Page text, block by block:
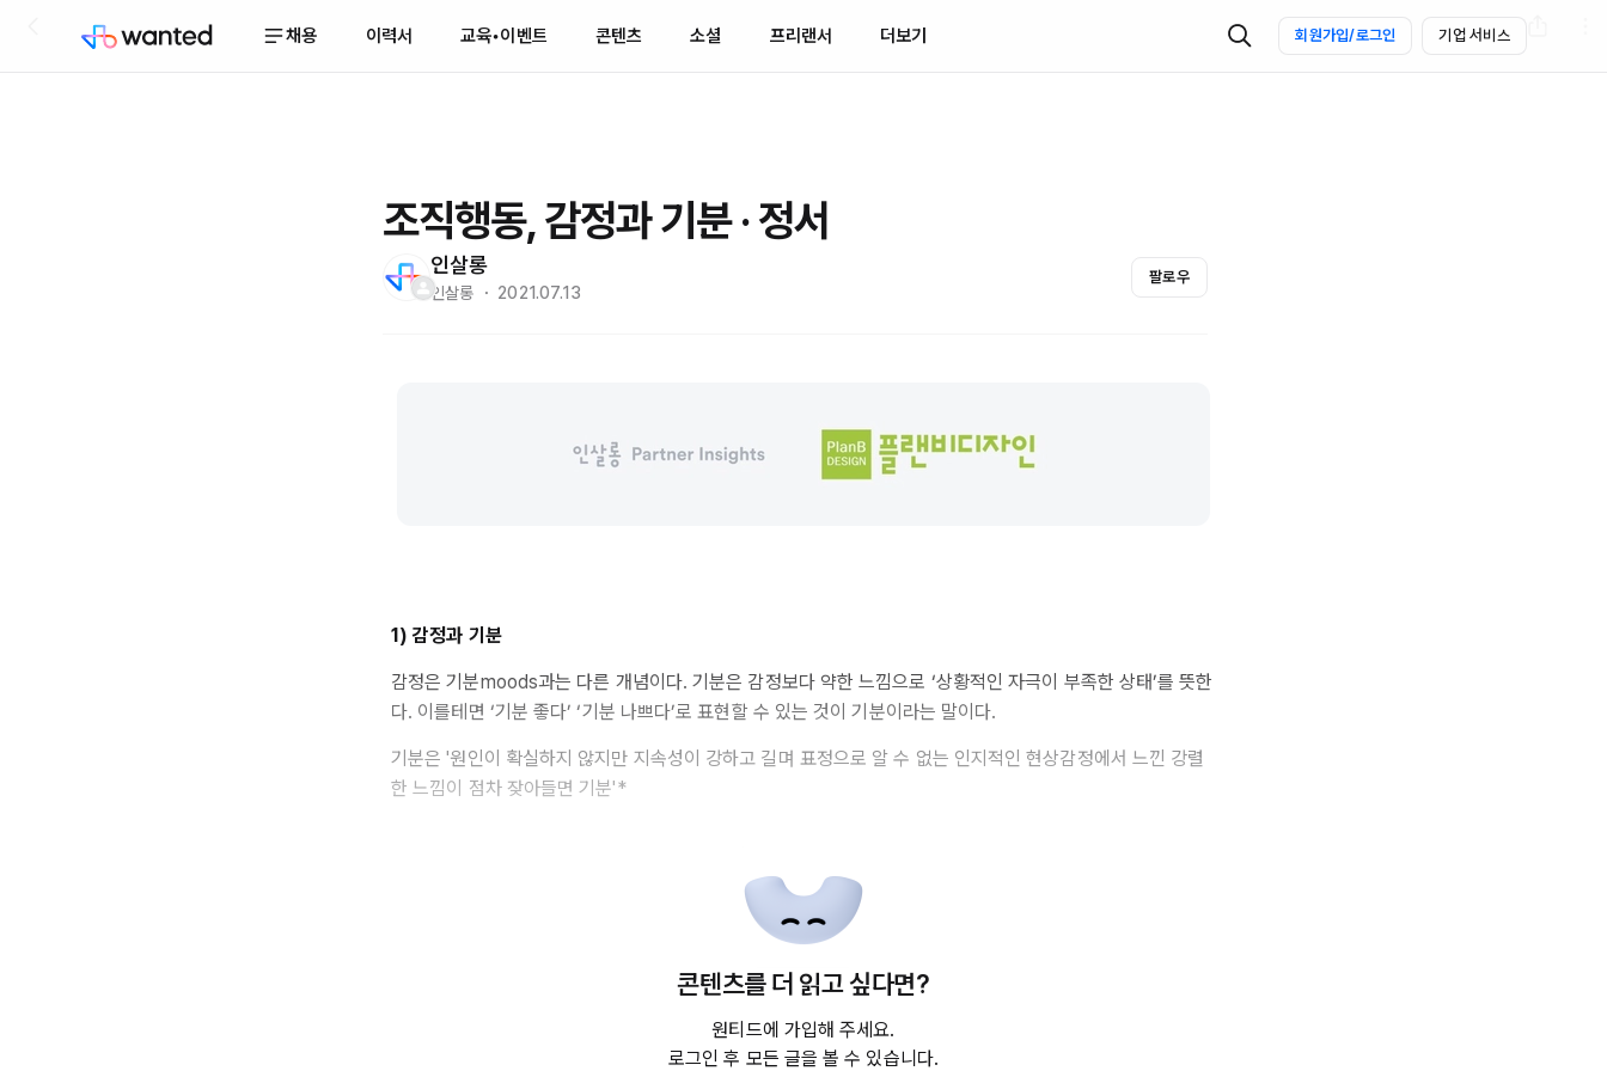
채용 이력서 교육•이벤트 콘텐츠 소셜 프리랜서 더보기 회원가입/로그인 기업 서비스
조직행동, 감정과 기분 · 정서
인살롱
인살롱 ・ 2021.07.13
팔로우
1) 감정과 기분
감정은 기분moods과는 다른 개념이다. 기분은 감정보다 약한 느낌으로 ‘상황적인 자극이 부족한 상태’를 뜻한
다. 이를테면 ‘기분 좋다’ ‘기분 나쁘다’로 표현할 수 있는 것이 기분이라는 말이다.
기분은'원인이 확실하지 않지만 지속성이 강하고 길며 표정으로 알 수 없는 인지적인 현상감정에서 느낀 강렬
한 느낌이 점차 잦아들면 기분'*
콘텐츠를 더 읽고 싶다면?
원티드에 가입해 주세요.
로그인 후 모든 글을 볼 수 있습니다.